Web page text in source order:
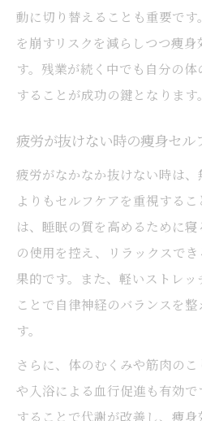
動に切り替えることも重要で
を崩すリスクを減らしつつ痩
す。残業が続く中でも自分の
することが成功の鍵となります。
疲労が抜けない時の痩身セル
疲労がなかなか抜けない時は
よりもセルフケアを重視する
は、睡眠の質を高めるために
の使用を控え、リラックスで
果的です。また、軽いストレ
ことで自律神経のバランスを
す。
さらに、体のむくみや筋肉の
や入浴による血行促進も有効
することで代謝が改善し、痩